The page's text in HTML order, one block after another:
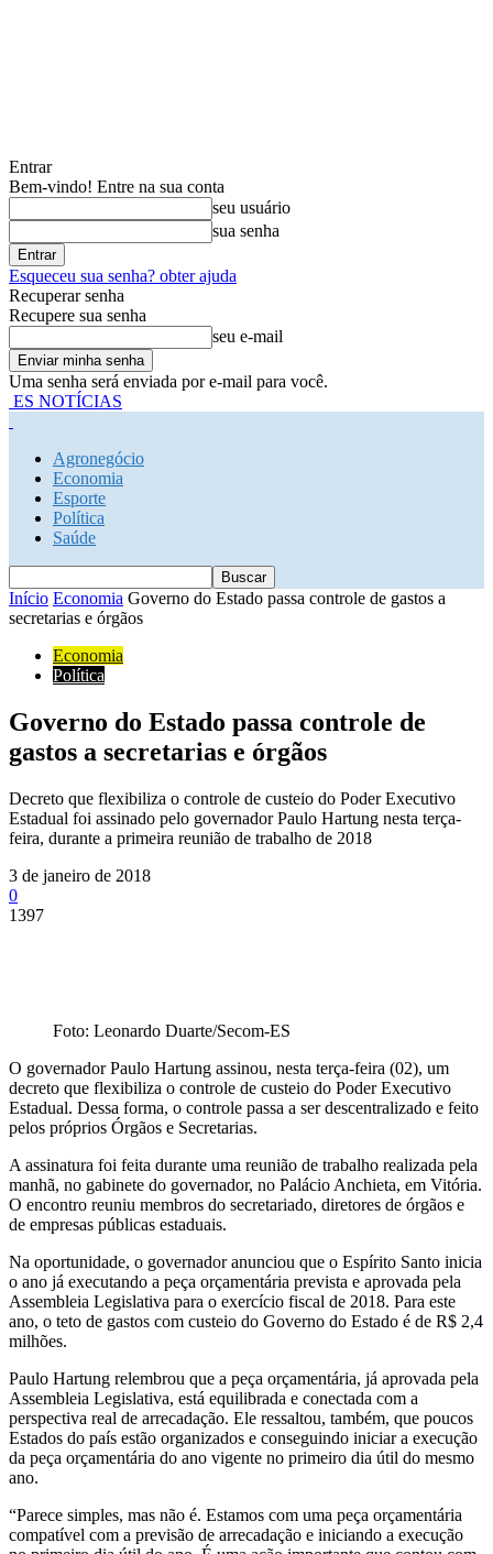
Entrar
Bem-vindo! Entre na sua conta
seu usuário
sua senha
Esqueceu sua senha? obter ajuda
Recuperar senha
Recupere sua senha
seu e-mail
Uma senha será enviada por e-mail para você.
ES NOTÍCIAS
Agronegócio
Economia
Esporte
Política
Saúde
Início Economia Governo do Estado passa controle de gastos a
secretarias e órgãos
Economia
Política
Governo do Estado passa controle de
gastos a secretarias e órgãos
Decreto que flexibiliza o controle de custeio do Poder Executivo
Estadual foi assinado pelo governador Paulo Hartung nesta terça-
feira, durante a primeira reunião de trabalho de 2018
3 de janeiro de 2018
0
1397
Foto: Leonardo Duarte/Secom-ES
O governador Paulo Hartung assinou, nesta terça-feira (02), um
decreto que flexibiliza o controle de custeio do Poder Executivo
Estadual. Dessa forma, o controle passa a ser descentralizado e feito
pelos próprios Órgãos e Secretarias.
A assinatura foi feita durante uma reunião de trabalho realizada pela
manhã, no gabinete do governador, no Palácio Anchieta, em Vitória.
O encontro reuniu membros do secretariado, diretores de órgãos e
de empresas públicas estaduais.
Na oportunidade, o governador anunciou que o Espírito Santo inicia
o ano já executando a peça orçamentária prevista e aprovada pela
Assembleia Legislativa para o exercício fiscal de 2018. Para este
ano, o teto de gastos com custeio do Governo do Estado é de R$ 2,4
milhões.
Paulo Hartung relembrou que a peça orçamentária, já aprovada pela
Assembleia Legislativa, está equilibrada e conectada com a
perspectiva real de arrecadação. Ele ressaltou, também, que poucos
Estados do país estão organizados e conseguindo iniciar a execução
da peça orçamentária do ano vigente no primeiro dia útil do mesmo
ano.
“Parece simples, mas não é. Estamos com uma peça orçamentária
compatível com a previsão de arrecadação e iniciando a execução